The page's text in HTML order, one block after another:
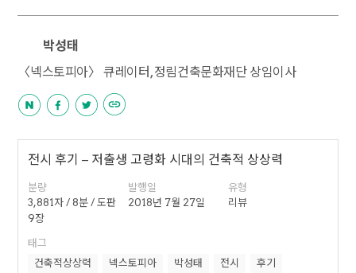
박성태
〈넥스토피아〉 큐레이터, 정림건축문화재단 상임이사
전시 후기 – 저출생 고령화 시대의 건축적 상상력
분량
3,881자 / 8분 / 도판
9장
발행일
2018년 7월 27일
유형
리뷰
태그
건축적상상력
넥스토피아 박성태 전시 후기